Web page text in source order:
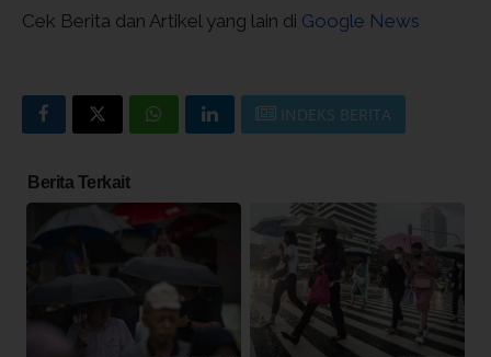
Cek Berita dan Artikel yang lain di Google News
INDEKS BERITA
Berita Terkait